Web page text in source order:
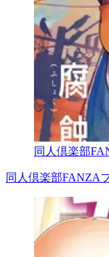
同人倶楽部
同人倶楽部FANZA